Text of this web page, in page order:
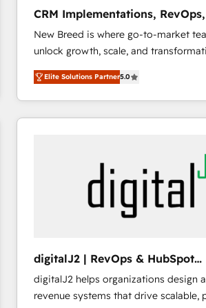
2️⃣ AIエージェント組織構築 営業・マーケティング業務
の一部をAIが自律実行する組織への移行
Breeze・Claude等をHubSpotと連携さ
運用ルール・成果指標まで含めて設計します。
DX × AI推進のPMO伴走支援 複数部門を
革を、構想から実装・定着までPMOと
定の代行ではなく、設計の責任」を引
計・構築：リード獲得・CVR・SEOを
計・導線設計・テンプレート設計を
提供。 ▸ 既存CRM・MAからの移行支
Marketo・Pardot等からの移行、カス
データ移行と活用設計まで。 ▸ AEO対
ンツとサイト構造を最適化。 🏆 なぜ100incを選ぶの
か？ ✓ HubSpot Eliteパートナー認定
ード受賞・HUGリーダー ✓
ISO9001:2015 取得 ✓ 400社以上の導
CRM Implementations, RevOps,
Demand Gen
New Breed is where go-to-market
unlock growth, scale, and
companies activate HubSpot’s AI-
customer platform and operationalize
Loop Marketing framework through
services, smart agents, and
buyer journey for clean data,
🎯Demand Gen & ABM: Drive
ABM, AEO, SEO, & paid media. 👩‍💻Web Design:
Build high-performing websites with
AI, & maximize AEO with tailored AI
Integrations: Extend HubSpot with
integrations, hosting, & maintenance.
Elite Solutions Partner5.0
digitalJ2 | RevOps & HubSpot
Implementations
digitalJ2 helps organizations design
revenue systems that drive scalable,